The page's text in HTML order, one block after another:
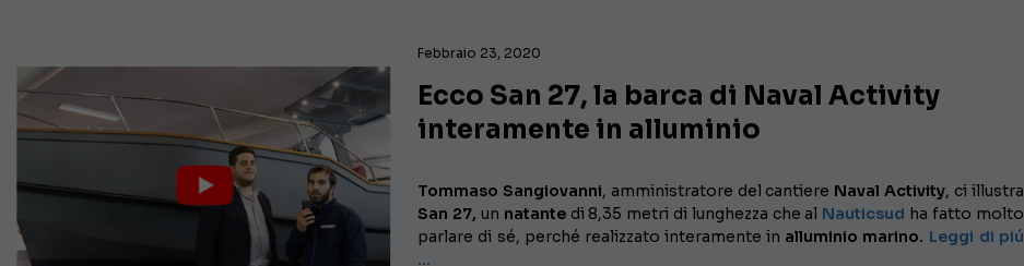
Febbraio 23, 2020
Ecco San 27, la barca di Naval Activity
interamente in alluminio
Tommaso Sangiovanni, amministratore del cantiere Naval Activity, ci illustra
San 27, un natantedi 8,35 metri di lunghezza che al Nauticsud ha fatto molto
parlare di sé, perché realizzato interamente in alluminio marino. Leggi di piú
…